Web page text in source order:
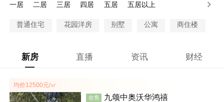
一居
二居 三居 四居 五居 五居以上
普通住宅 花园洋房 别墅 公寓 商住楼
新房 直播 资讯 财经
均价12500元/㎡
在售 九颂中奥沃华鸿禧